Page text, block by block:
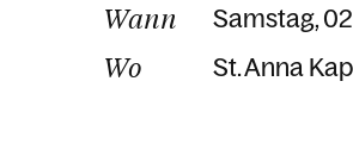
Wann Samstag,
Wo St. Anna